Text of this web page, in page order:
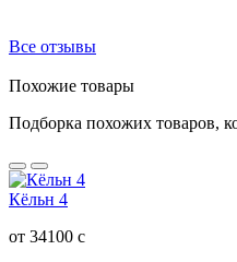
Все отзывы
Похожие товары
Подборка похожих товаров,
Кёльн 4
от 34100 c